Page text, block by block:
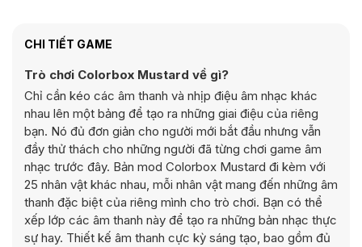
CHI TIẾT GAME
Trò chơi Colorbox Mustard về gì?
Chỉ cần kéo các âm thanh và nhịp điệu âm nhạc khác
nhau lên một bảng để tạo ra những giai điệu của riêng
bạn. Nó đủ đơn giản cho người mới bắt đầu nhưng vẫn
đầy thử thách cho những người đã từng chơi game âm
nhạc trước đây. Bản mod Colorbox Mustard đi kèm với
25 nhân vật khác nhau, mỗi nhân vật mang đến những âm
thanh đặc biệt của riêng mình cho trò chơi. Bạn có thể
xếp lớp các âm thanh này để tạo ra những bản nhạc thực
sự hay. Thiết kế âm thanh cực kỳ sáng tạo, bao gồm đủ